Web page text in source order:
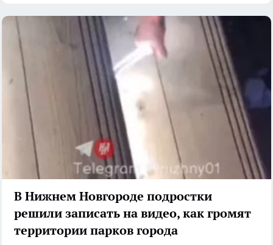
В Нижнем Новгороде подростки
решили записать на видео, как громят
территории парков города